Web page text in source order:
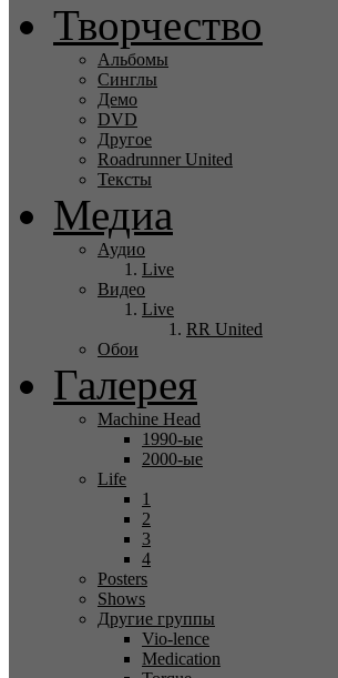
Творчество
Альбомы
Синглы
Демо
DVD
Другое
Roadrunner United
Тексты
Медиа
Аудио
Live
Видео
Live
RR United
Обои
Галерея
Machine Head
1990-ые
2000-ые
Life
1
2
3
4
Posters
Shows
Другие группы
Vio-lence
Medication